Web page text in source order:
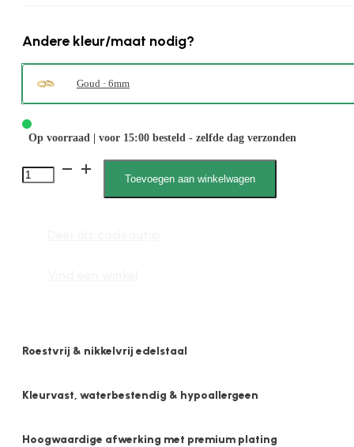
Andere kleur/maat nodig?
Goud · 6mm
Op voorraad | voor 15:00 besteld - zelfde dag verzonden
Kiana
Toevoegen aan winkelwagen
Roestvrij & nikkelvrij edelstaal
Kleurvast, waterbestendig & hypoallergeen
Hoogwaardige afwerking met premium plating